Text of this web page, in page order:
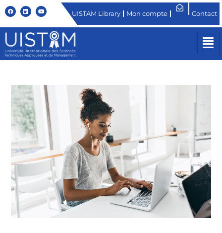
UISTAM Library Mon compte Contact